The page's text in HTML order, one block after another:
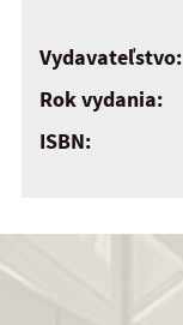
Vydavateľstvo:
Rok vydania:
ISBN: